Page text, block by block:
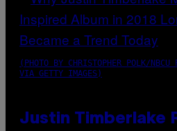
(PHOTO BY CHRISTOPHER POLK/NBCU
VIA GETTY IMAGES)
Justin Timberlake